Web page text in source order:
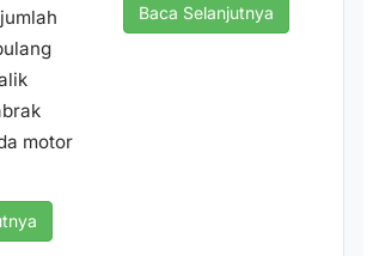
motor
Baca Selanjutnya